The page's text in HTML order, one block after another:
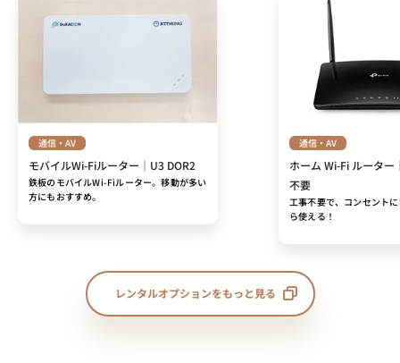
通信・AV
モバイルWi-Fiルーター｜U3 DOR2
鉄板のモバイルWi-Fiルーター。移動が多い
方にもおすすめ。
通信・AV
ホーム Wi-Fi ルータ
不要
工事不要で、コンセント
ら使える！
レンタルオプションをもっと見る